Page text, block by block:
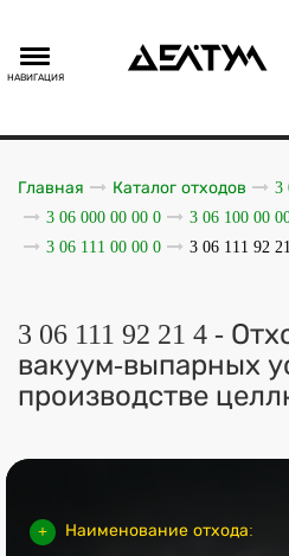
НАВИГАЦИЯ
Главная Каталог отходов
3
3 06 000 00 00 0
3 06 100 00
3 06 111 00 00 0
3 06 111 92
3 06 111 92 21 4 -
вакуум-выпарных
производстве
Наименование отхода: